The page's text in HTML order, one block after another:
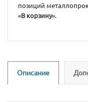
позиций
«В корзину».
Описание